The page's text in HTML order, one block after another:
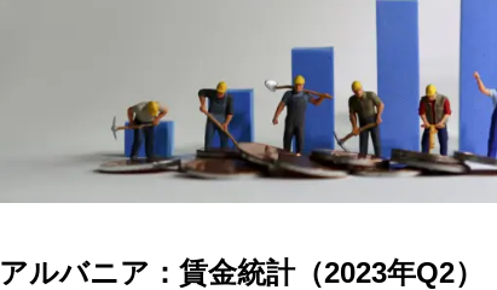
アルバニア：賃金統計（2023年Q2）